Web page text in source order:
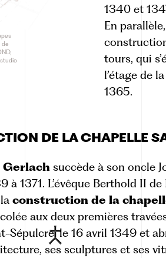
de
1340 et
En
tours, qui
l’étage de
1365.
DE LA CHAPELLE
Gerlach succède à son oncle
à 1371. L’évêque Berthold II
construction de la
aux deux premières
Sépulcrele 16 avril 1349 et
ses sculptures et ses